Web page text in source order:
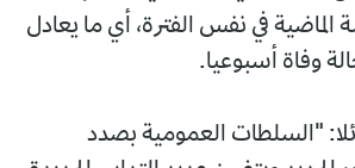
الماضية في نفس الفترة، أي ما يعادل
"السلطات العمومية بصدد